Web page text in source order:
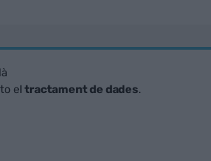
eltractament de dades.